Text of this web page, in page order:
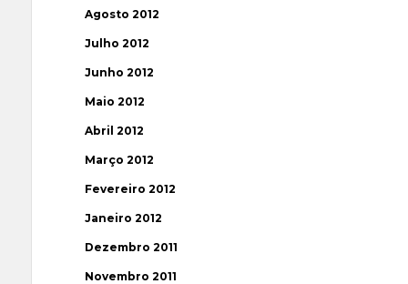
Agosto 2012
Julho 2012
Junho 2012
Maio 2012
Abril 2012
Março 2012
Fevereiro 2012
Janeiro 2012
Dezembro 2011
Novembro 2011